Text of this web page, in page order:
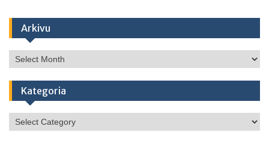
Arkivu
Arkivu
Kategoria
Kategoria